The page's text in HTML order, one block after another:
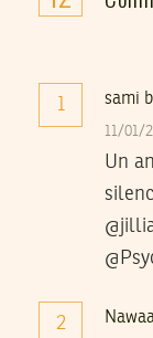
1 sami
11/01/
Un
2